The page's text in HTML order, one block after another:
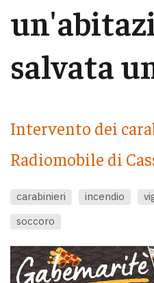
salvata
Intervento dei
Radiomobile di
carabinieri incendio
soccoro